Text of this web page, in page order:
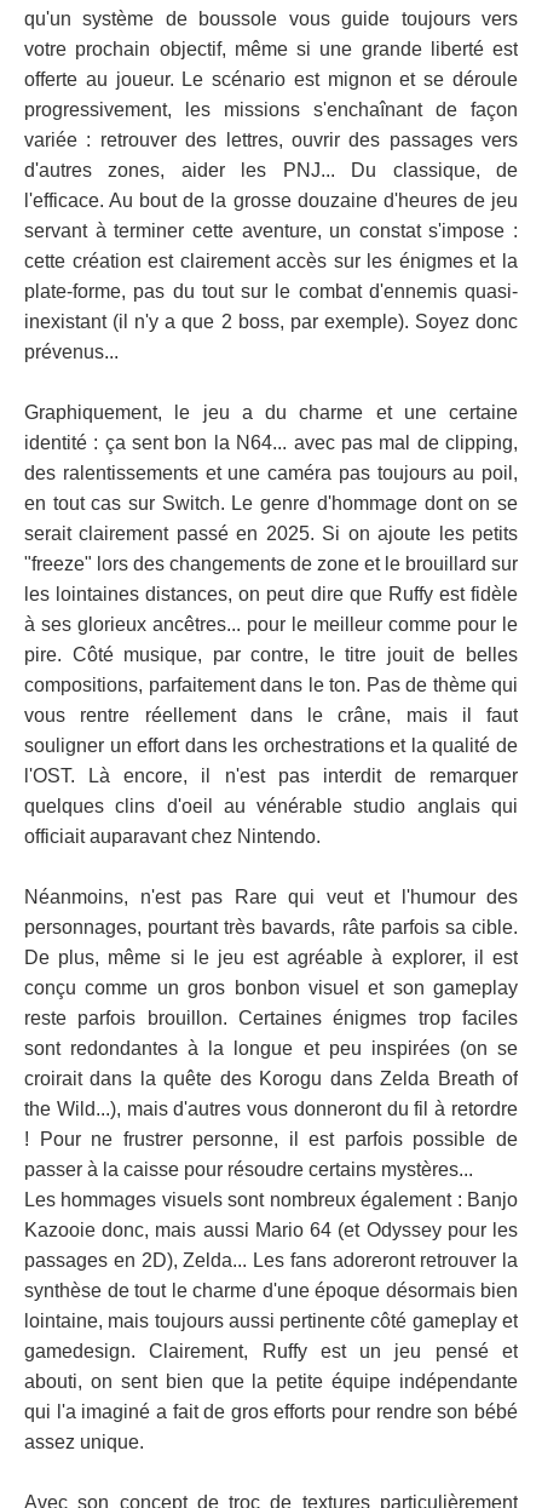
qu'un système de boussole vous guide toujours vers
votre prochain objectif, même si une grande liberté est
offerte au joueur. Le scénario est mignon et se déroule
progressivement, les missions s'enchaînant de façon
variée : retrouver des lettres, ouvrir des passages vers
d'autres zones, aider les PNJ... Du classique, de
l'efficace. Au bout de la grosse douzaine d'heures de jeu
servant à terminer cette aventure, un constat s'impose :
cette création est clairement accès sur les énigmes et la
plate-forme, pas du tout sur le combat d'ennemis quasi-
inexistant (il n'y a que 2 boss, par exemple). Soyez donc
prévenus...
Graphiquement, le jeu a du charme et une certaine
identité : ça sent bon la N64... avec pas mal de clipping,
des ralentissements et une caméra pas toujours au poil,
en tout cas sur Switch. Le genre d'hommage dont on se
serait clairement passé en 2025. Si on ajoute les petits
"freeze" lors des changements de zone et le brouillard sur
les lointaines distances, on peut dire que Ruffy est fidèle
à ses glorieux ancêtres... pour le meilleur comme pour le
pire. Côté musique, par contre, le titre jouit de belles
compositions, parfaitement dans le ton. Pas de thème qui
vous rentre réellement dans le crâne, mais il faut
souligner un effort dans les orchestrations et la qualité de
l'OST. Là encore, il n'est pas interdit de remarquer
quelques clins d'oeil au vénérable studio anglais qui
officiait auparavant chez Nintendo.
Néanmoins, n'est pas Rare qui veut et l'humour des
personnages, pourtant très bavards, râte parfois sa cible.
De plus, même si le jeu est agréable à explorer, il est
conçu comme un gros bonbon visuel et son gameplay
reste parfois brouillon. Certaines énigmes trop faciles
sont redondantes à la longue et peu inspirées (on se
croirait dans la quête des Korogu dans Zelda Breath of
the Wild...), mais d'autres vous donneront du fil à retordre
! Pour ne frustrer personne, il est parfois possible de
passer à la caisse pour résoudre certains mystères...
Les hommages visuels sont nombreux également : Banjo
Kazooie donc, mais aussi Mario 64 (et Odyssey pour les
passages en 2D), Zelda... Les fans adoreront retrouver la
synthèse de tout le charme d'une époque désormais bien
lointaine, mais toujours aussi pertinente côté gameplay et
gamedesign. Clairement, Ruffy est un jeu pensé et
abouti, on sent bien que la petite équipe indépendante
qui l'a imaginé a fait de gros efforts pour rendre son bébé
assez unique.
Avec son concept de troc de textures particulièrement